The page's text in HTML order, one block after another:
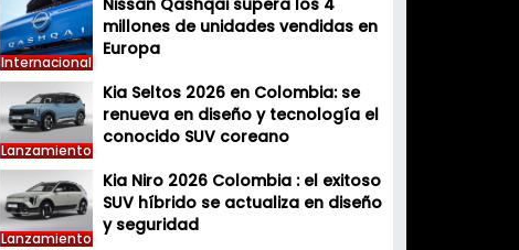
Internacional
Nissan Qashqai supera los 4
millones de unidades vendidas en
Europa
Lanzamiento
Kia Seltos 2026 en Colombia: se
renueva en diseño y tecnología el
conocido SUV coreano
Lanzamiento
Kia Niro 2026 Colombia : el exitoso
SUV híbrido se actualiza en diseño
y seguridad